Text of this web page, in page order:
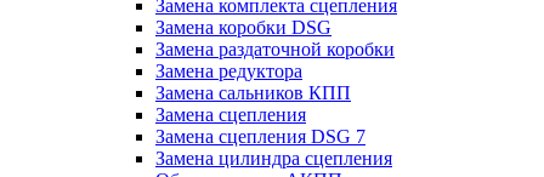
Замена комплекта сцепления
Замена коробки DSG
Замена раздаточной коробки
Замена редуктора
Замена сальников КПП
Замена сцепления
Замена сцепления DSG 7
Замена цилиндра сцепления